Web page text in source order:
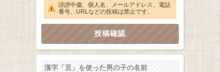
誹謗中傷、個人名、メールアドレス、電話
番号、URLなどの投稿は禁止です。
漢字「亘」を使った男の子の名前